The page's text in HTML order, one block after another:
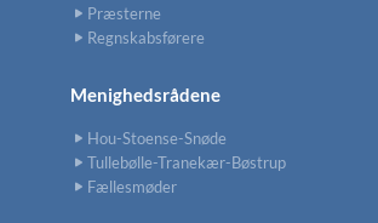
Præsterne
Regnskabsførere
Menighedsrådene
Hou-Stoense-Snøde
Tullebølle-Tranekær-Bøstrup
Fællesmøder